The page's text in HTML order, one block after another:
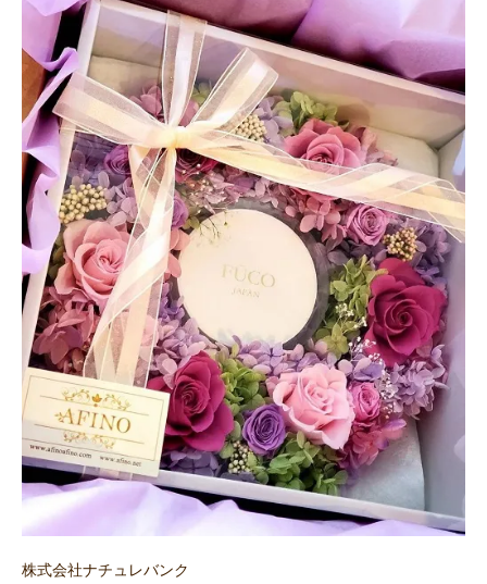
株式会社ナチュレバンク